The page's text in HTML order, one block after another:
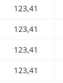
123,41
123,41
123,41
123,41